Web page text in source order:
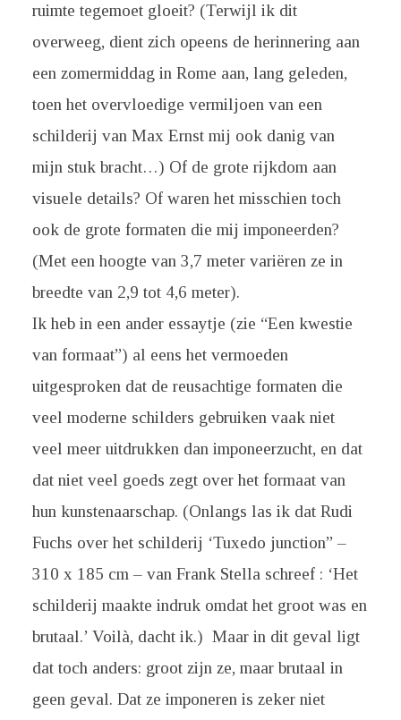
ruimte tegemoet gloeit? (Terwijl ik dit
overweeg, dient zich opeens de herinnering aan
een zomermiddag in Rome aan, lang geleden,
toen het overvloedige vermiljoen van een
schilderij van Max Ernst mij ook danig van
mijn stuk bracht…) Of de grote rijkdom aan
visuele details? Of waren het misschien toch
ook de grote formaten die mij imponeerden?
(Met een hoogte van 3,7 meter variëren ze in
breedte van 2,9 tot 4,6 meter).
Ik heb in een ander essaytje (zie “Een kwestie
van formaat”) al eens het vermoeden
uitgesproken dat de reusachtige formaten die
veel moderne schilders gebruiken vaak niet
veel meer uitdrukken dan imponeerzucht, en dat
dat niet veel goeds zegt over het formaat van
hun kunstenaarschap. (Onlangs las ik dat Rudi
Fuchs over het schilderij ‘Tuxedo junction” –
310 x 185 cm – van Frank Stella schreef : ‘Het
schilderij maakte indruk omdat het groot was en
brutaal.’ Voilà, dacht ik.) Maar in dit geval ligt
dat toch anders: groot zijn ze, maar brutaal in
geen geval. Dat ze imponeren is zeker niet